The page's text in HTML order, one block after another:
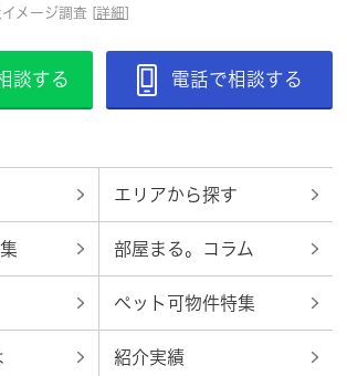
メージ調査 [詳細]
談する 電話で相談する
エリアから探す
部屋まる。コラム
ペット可物件特集
紹介実績